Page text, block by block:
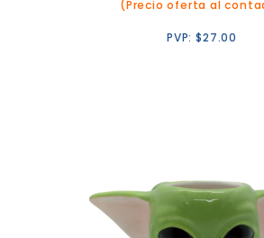
(Precio oferta al
PVP:$27.00